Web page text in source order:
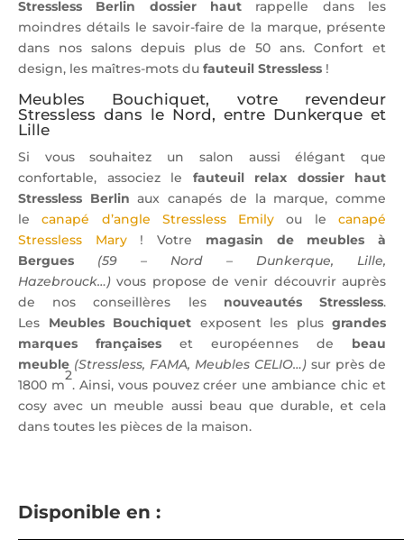
Stressless Berlin dossier haut rappelle dans les
moindres détails le savoir-faire de la marque, présente
dans nos salons depuis plus de 50 ans. Confort et
design, les maîtres-mots du fauteuil Stressless !
Meubles Bouchiquet, votre revendeur
Stressless dans le Nord, entre Dunkerque et
Lille
Si vous souhaitez un salon aussi élégant que
confortable, associez le fauteuil relax dossier haut
Stressless Berlin aux canapés de la marque, comme
lecanapé d’angle Stressless Emily ou lecanapé
Stressless Mary! Votre magasin de meubles à
Bergues
(59 – Nord – Dunkerque, Lille,
Hazebrouck…) vous propose de venir découvrir auprès
de nos conseillères les nouveautés Stressless.
Les Meubles Bouchiquet exposent les plus grandes
marques françaises et européennes de beau
meuble (Stressless, FAMA, Meubles CELIO…) sur près de
1800 m
2
. Ainsi, vous pouvez créer une ambiance chic et
cosy avec un meuble aussi beau que durable, et cela
dans toutes les pièces de la maison.
Disponible en :